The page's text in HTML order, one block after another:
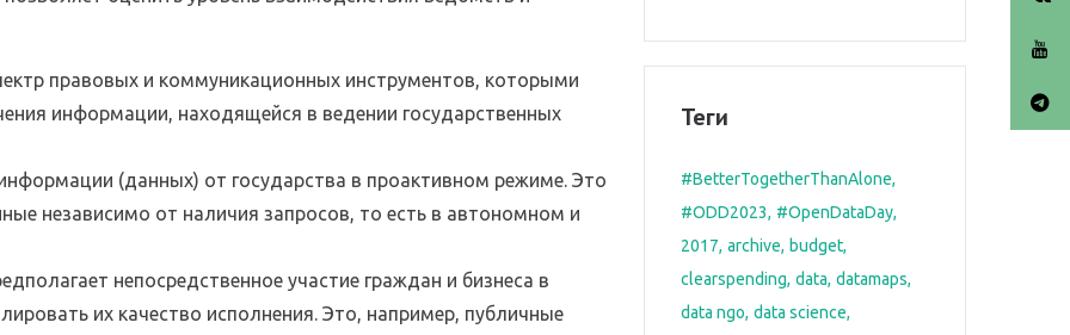
правовых и коммуникационных инструментов, которыми
информации, находящейся в ведении государственных
(данных) от государства в проактивном режиме. Это
независимо от наличия запросов, то есть в автономном и
непосредственное участие граждан и бизнеса в
их качество исполнения. Это, например, публичные
Теги
#BetterTogetherThanAlone
#ODD2023
#OpenDataDay
2017 archive
budget
clearspending data datamaps
data ngo data science